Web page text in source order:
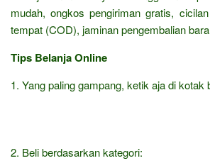
mudah, ongkos pengiriman gratis,
tempat (COD), jaminan pengembalian
Tips Belanja Online
1. Yang paling gampang, ketik aja di kotak
2. Beli berdasarkan kategori: